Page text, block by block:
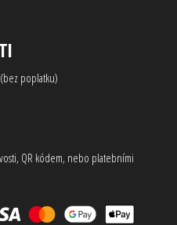
poplatku)
QR kódem, nebo platebními